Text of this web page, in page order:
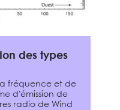
des types
fréquence et de
d’émission de
radio de Wind